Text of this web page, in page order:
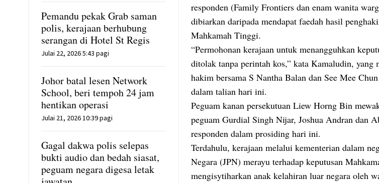
Pemandu pekak Grab saman
polis, kerajaan berhubung
serangan di Hotel St Regis
Julai 22, 2026 5:43 pagi
Johor batal lesen Network
School, beri tempoh 24 jam
hentikan operasi
Julai 21, 2026 10:39 pagi
Gagal dakwa polis selepas
bukti audio dan bedah siasat,
peguam negara digesa letak
responden (Family Frontiers dan enam wanita
dibiarkan daripada mendapat faedah hasil
Mahkamah Tinggi.
“Permohonan kerajaan untuk menangguhkan
ditolak tanpa perintah kos,” kata Kamaludin, yang
hakim bersama S Nantha Balan dan See Mee
dalam talian hari ini.
Peguam kanan persekutuan Liew Horng Bin
peguam Gurdial Singh Nijar, Joshua Andran dan
responden dalam prosiding hari ini.
Terdahulu, kerajaan melalui kementerian dalam
Negara (JPN) merayu terhadap keputusan
mengisytiharkan anak kelahiran luar negara oleh